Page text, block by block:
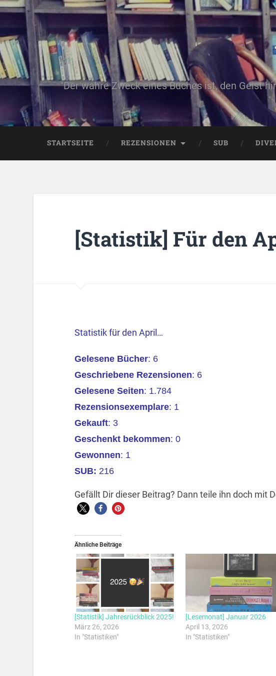
"Der wahre Zweck eines Buches ist, den Geist
STARTSEITE REZENSIONEN SUB
[Statistik] Für den
Statistik für den April…
Gelesene Bücher: 6
Geschriebene Rezensionen: 6
Gelesene Seiten: 1.784
Rezensionsexemplare: 1
Gekauft: 3
Geschenkt bekommen: 0
Gewonnen: 1
SUB: 216
Gefällt Dir dieser Beitrag? Dann teile ihn doch mit
Ähnliche Beiträge
[Statistik] Jahresrückblick 2025!
März 26, 2026
In "Statistiken"
[Lesemonat] Januar 2026
April 13, 2026
In "Statistiken"